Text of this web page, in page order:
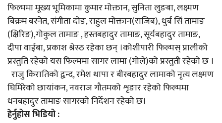
फिल्ममा मूख्य भूमिकामा कुमार मोक्तान, सुनिता लुङबा, लक्ष्मण
बिक्रम बस्नेत, संगीता दोङ, राहुल मोक्तान(राजिब), धुर्ब सिं तामाङ
(क्षिरिङ),गोकुल तामाङ , हस्तबहादुर तामाङ, सूर्यबहादुर तामाङ,
दीपा वाईबा, प्रकाश श्रेस्ठ रहेका छन् ।कोशीपारी फिल्मस् प्रालीको
प्रस्तुति रहेको यस फिल्ममा सागर लामा (गोले)को प्रस्तुती रहेको छ ।
राजु किंरातिको द्वन्द, रमेश थापा र बीरबहादुर लामाको नृत्य लक्ष्मण
घिमिरेको छायांकन, नवराज गौतमको शृङार रहेको फिल्ममा
धनबहादुर तामाङ सागरको निर्देशन रहेको छ।
हेर्नुहोस भिडियो :